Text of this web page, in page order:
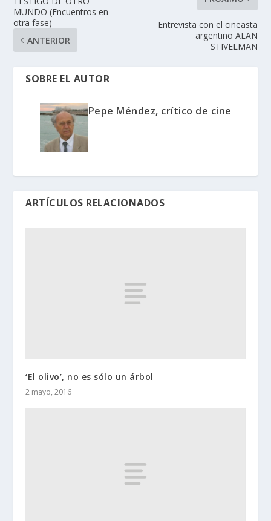
MUNDO (Encuentros en
otra fase)
ANTERIOR
Entrevista con el cineasta
argentino ALAN
STIVELMAN
SOBRE EL AUTOR
Pepe Méndez, crítico de cine
ARTÍCULOS RELACIONADOS
‘El olivo’, no es sólo un árbol
2 mayo, 2016